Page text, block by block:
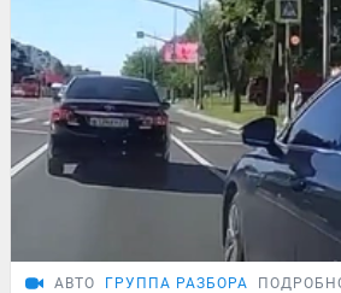
АВТО ГРУППА РАЗБОРА